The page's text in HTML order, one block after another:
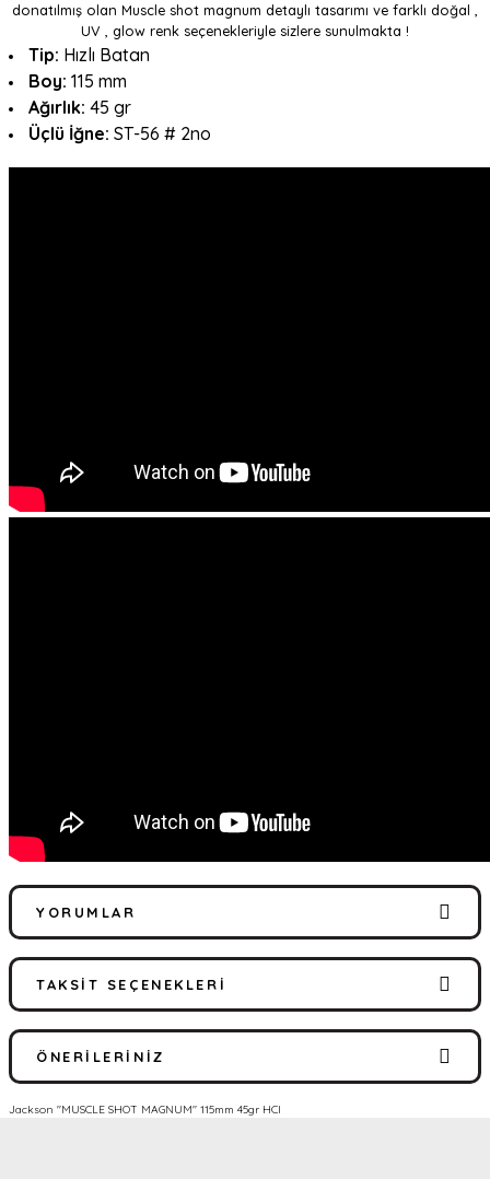
donatılmış olan Muscle shot magnum detaylı tasarımı ve farklı doğal ,
UV , glow renk seçenekleriyle sizlere sunulmakta !
Tip: Hızlı Batan
Boy: 115 mm
Ağırlık: 45 gr
Üçlü İğne: ST-56 # 2no
YORUMLAR
Bu ürüne ilk yorumu siz yapın!
Yorum Yaz
TAKSIT SEÇENEKLERI
ÖNERILERINIZ
Bu ürünün fiyat bilgisi, resim, ürün açıklamalarında ve diğer
Jackson ''MUSCLE SHOT MAGNUM'' 115mm 45gr HCI